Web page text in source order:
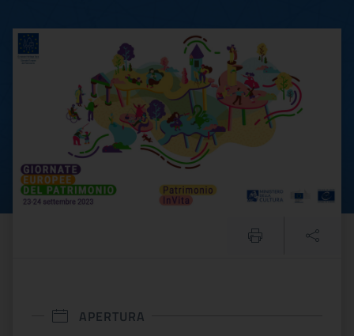
Giornate Europee del
APERTURA